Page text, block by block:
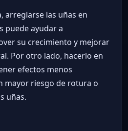
arreglarse las uñas en
puede ayudar a
su crecimiento y mejorar
Por otro lado, hacerlo en
efectos menos
mayor riesgo de rotura o
uñas.